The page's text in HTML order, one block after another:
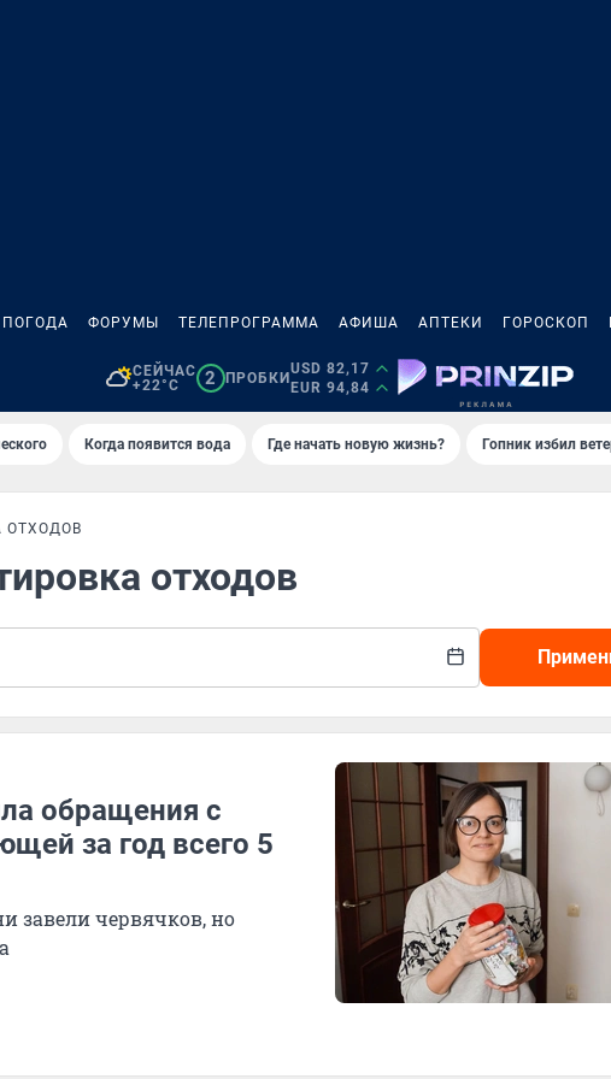
ПОГОДА ФОРУМЫ ТЕЛЕПРОГРАММА АФИША АПТЕКИ ГОРОСКОП
СЕЙЧАС
+22°C
2 ПРОБКИ
USD 82,17
EUR 94,84
Когда появится вода Где начать новую жизнь? Гопник избил
ОТХОДОВ
отходов
обращения с
за год всего 5
завели червячков, но